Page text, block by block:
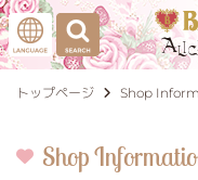
トップページ Shop
Shop